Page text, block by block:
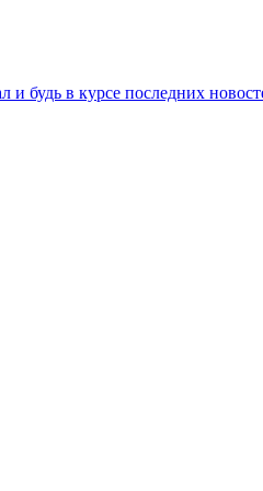
и будь в курсе последних